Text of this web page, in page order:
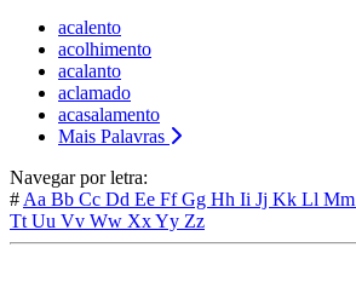
acalento
acolhimento
acalanto
aclamado
acasalamento
Mais Palavras
Navegar por letra:
# Aa Bb Cc Dd Ee FfGg Hh Ii Jj Kk Ll Mm
Tt Uu Vv Ww XxYy Zz